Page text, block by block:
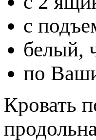
с
белый,
по
Кровать